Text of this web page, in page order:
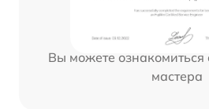
Вы можете ознакомиться
мастера